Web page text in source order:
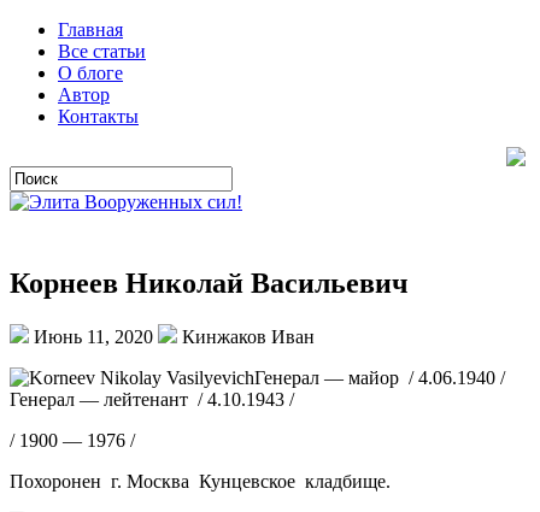
Главная
Все статьи
О блоге
Автор
Контакты
Корнеев Николай Васильевич
Июнь 11, 2020
Кинжаков Иван
Генерал — майор / 4.06.1940 /
Генерал — лейтенант / 4.10.1943 /
/ 1900 — 1976 /
Похоронен г. Москва Кунцевское кладбище.